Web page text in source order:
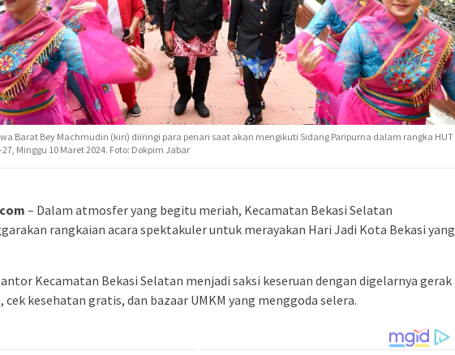
Barat Bey Machmudin (kiri) diiringi para penari saat akan mengikuti Sidang Paripurna dalam rangka HUT
Minggu 10 Maret 2024. Foto: Dokpim Jabar
– Dalam atmosfer yang begitu meriah, Kecamatan Bekasi Selatan
rangkaian acara spektakuler untuk merayakan Hari Jadi Kota Bekasi yang
Kecamatan Bekasi Selatan menjadi saksi keseruan dengan digelarnya gerak
cek kesehatan gratis, dan bazaar UMKM yang menggoda selera.